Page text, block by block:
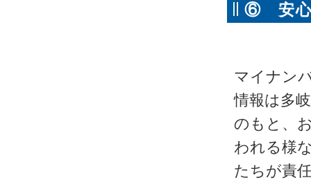
⑥ 安心
マイナン
情報は多
のもと、
われる様
たちが責